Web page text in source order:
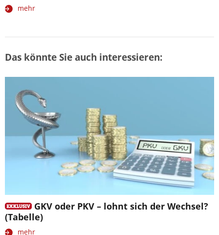
mehr
Das könnte Sie auch interessieren:
GKV oder PKV – lohnt sich der Wechsel?
(Tabelle)
mehr